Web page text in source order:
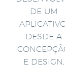
DE UM
DESDE A
E DESIGN,